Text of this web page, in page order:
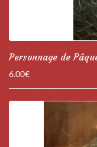
Personnage de
6.00€